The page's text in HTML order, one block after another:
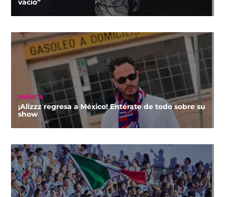
vacío”
MÚSICA
¡Alizzz regresa a México! Entérate de todo sobre su
show